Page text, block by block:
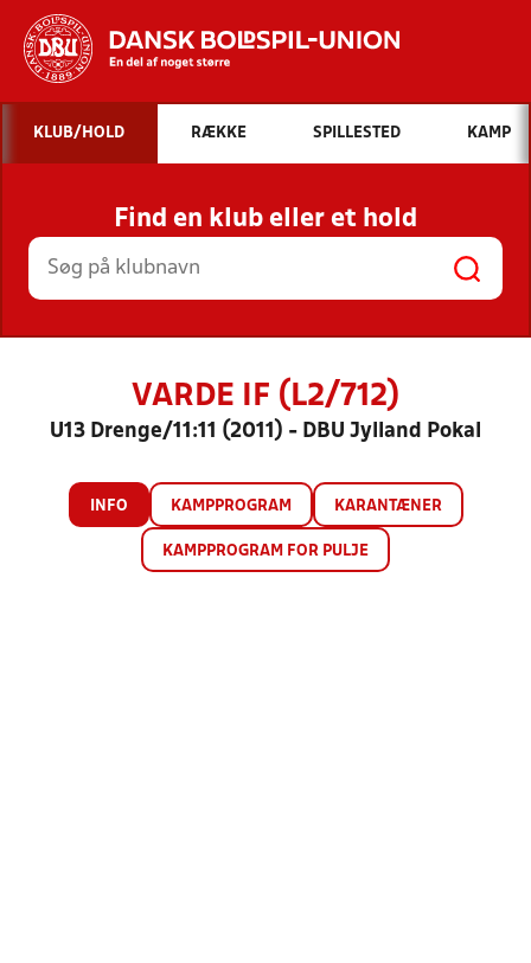
Hvad vil du søge efter?
INDHOLD OG NYHEDER
STILLINGER, RESULTATER, KLUBBER OG
HOLD
KLUB/HOLD RÆKKE SPILLESTED KAMP
Find en klub eller et hold
VARDE IF (L2/712)
U13 Drenge/11:11 (2011) - DBU Jylland Pokal
INFO KAMPPROGRAM KARANTÆNER
KAMPPROGRAM FOR PULJE